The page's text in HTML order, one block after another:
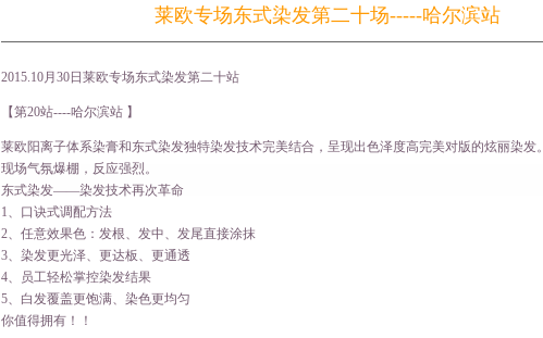
莱欧专场东式染发第二十场-----哈尔滨站
2015.10月30日莱欧专场东式染发第二十站
【第20站----哈尔滨站 】
莱欧阳离子体系染膏和东式染发独特染发技术完美结合，呈现出色泽度高完美对版的炫丽染发。
现场气氛爆棚，反应强烈。
东式染发——染发技术再次革命
1、口诀式调配方法
2、任意效果色：发根、发中、发尾直接涂抹
3、染发更光泽、更达板、更通透
4、员工轻松掌控染发结果
5、白发覆盖更饱满、染色更均匀
你值得拥有！！